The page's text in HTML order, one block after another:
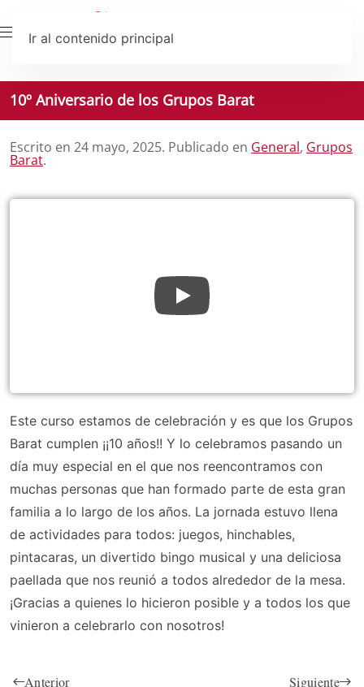
Ir al contenido principal
10º Aniversario de los Grupos Barat
Escrito en 24 mayo, 2025. Publicado en General, Grupos
Barat.
Este curso estamos de celebración y es que los Grupos
Barat cumplen ¡¡10 años!! Y lo celebramos pasando un
día muy especial en el que nos reencontramos con
muchas personas que han formado parte de esta gran
familia a lo largo de los años. La jornada estuvo llena
de actividades para todos: juegos, hinchables,
pintacaras, un divertido bingo musical y una deliciosa
paellada que nos reunió a todos alrededor de la mesa.
¡Gracias a quienes lo hicieron posible y a todos los que
vinieron a celebrarlo con nosotros!
Anterior Siguiente